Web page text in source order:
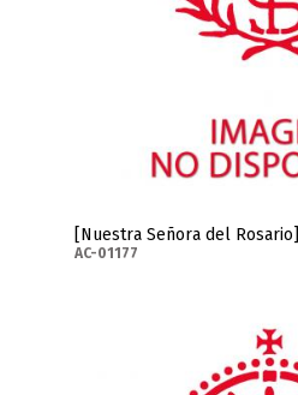
[Nuestra Señora del Rosario]
AC-01177